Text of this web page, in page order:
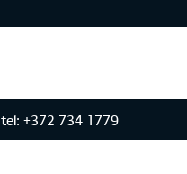
tel: +372 734 1779